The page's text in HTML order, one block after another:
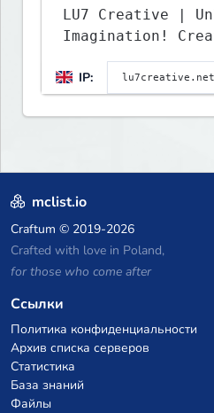
LU7 Creative |
Imagination!
Parkour - 1.16 -
IP:
mclist.io
Craftum © 2019-2026
Crafted with love in Poland,
for those who come after
Ссылки
Политика конфиденциальности
Архив списка серверов
Статистика
База знаний
Файлы